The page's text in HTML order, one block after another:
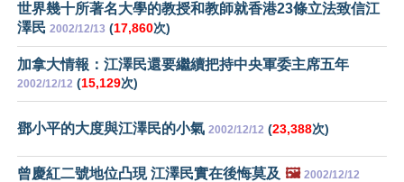
世界幾十所著名大學的教授和教師就香港23條立法致信江
澤民 2002/12/13 (17,860次)
加拿大情報：江澤民還要繼續把持中央軍委主席五年
2002/12/12 (15,129次)
鄧小平的大度與江澤民的小氣 2002/12/12 (23,388次)
曾慶紅二號地位凸現 江澤民實在後悔莫及 🖼️ 2002/12/12